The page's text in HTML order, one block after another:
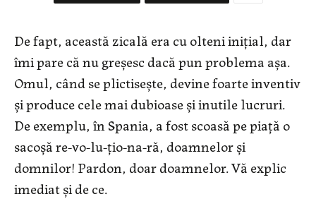
De fapt, această zicală era cu olteni iniţial, dar
îmi pare că nu greşesc dacă pun problema aşa.
Omul, când se plictiseşte, devine foarte inventiv
şi produce cele mai dubioase şi inutile lucruri.
De exemplu, în Spania, a fost scoasă pe piaţă o
sacoşă re-vo-lu-ţio-na-ră, doamnelor şi
domnilor! Pardon, doar doamnelor. Vă explic
imediat şi de ce.